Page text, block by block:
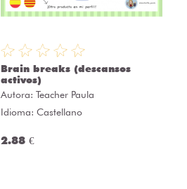
Brain breaks (descansos
activos)
Autora: Teacher Paula
Idioma: Castellano
2.88 €